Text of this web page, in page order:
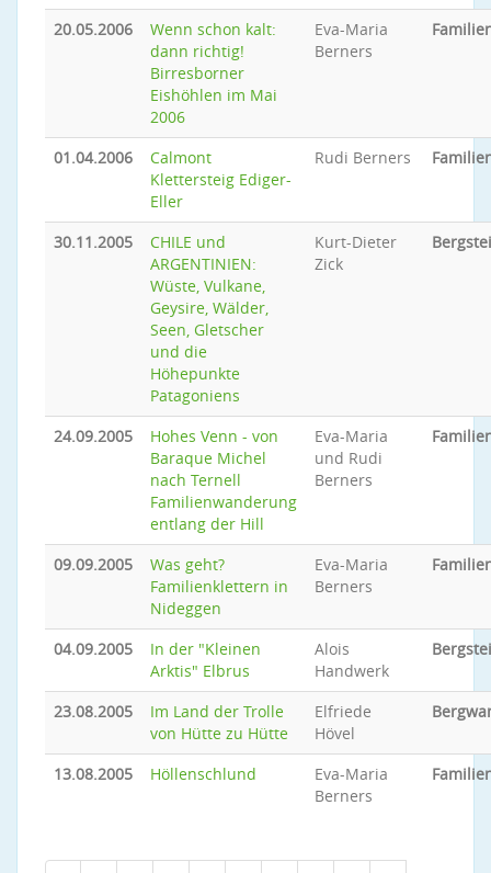
20.05.2006
Wenn schon kalt:
dann richtig!
Birresborner
Eishöhlen im Mai
2006
Eva-Maria
Berners
01.04.2006
Calmont
Klettersteig Ediger-
Eller
Rudi Berners
30.11.2005
CHILE und
ARGENTINIEN:
Wüste, Vulkane,
Geysire, Wälder,
Seen, Gletscher
und die
Höhepunkte
Patagoniens
Kurt-Dieter
Zick
24.09.2005
Hohes Venn - von
Baraque Michel
nach Ternell
Familienwanderung
entlang der Hill
Eva-Maria
und Rudi
Berners
09.09.2005
Was geht?
Familienklettern in
Nideggen
Eva-Maria
Berners
04.09.2005
In der "Kleinen
Arktis" Elbrus
Alois
Handwerk
23.08.2005
Im Land der Trolle
von Hütte zu Hütte
Elfriede
Hövel
13.08.2005 Höllenschlund
Eva-Maria
Berners